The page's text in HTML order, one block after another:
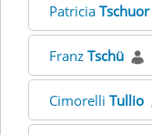
Patricia Tschuor
Franz Tschü
Cimorelli Tullio